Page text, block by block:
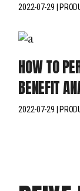
2022-07-29
HOW TO
BENEFIT
2022-07-29